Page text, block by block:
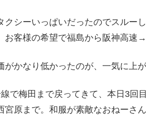
クシーいっぱいだったのでスルー
お客様の希望で福島から阪神高速
がかなり低かったのが、一気に上
で梅田まで戻ってきて、本日3回
原まで。和服が素敵なおねーさん